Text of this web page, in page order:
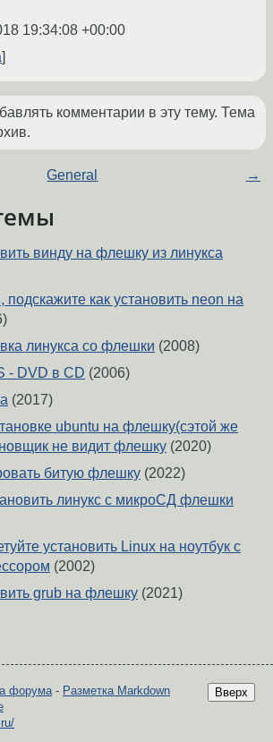
19:34:08 +00:00
комментарии в эту тему. Тема
General →
винду на флешку из линукса
подскажите как установить neon на
линукса со флешки (2008)
- DVD в СD (2006)
(2017)
ubuntu на флешку(сэтой же
не видит флешку (2020)
битую флешку (2022)
линукс с микроСД флешки
установить Linux на ноутбук с
(2002)
grub на флешку (2021)
Вверх
форума- Разметка Markdown